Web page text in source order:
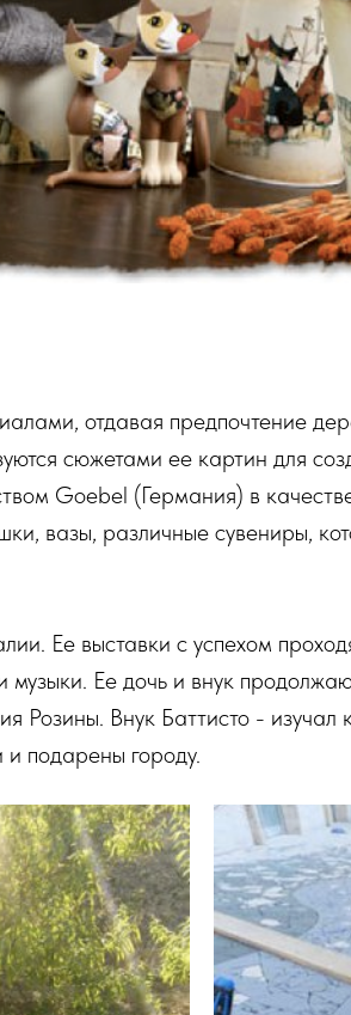
отдавая предпочтение
сюжетами ее картин для
Goebel (Германия) в
вазы, различные сувениры,
Ее выставки с успехом
музыки. Ее дочь и внук
Розины. Внук Баттисто -
подарены городу.